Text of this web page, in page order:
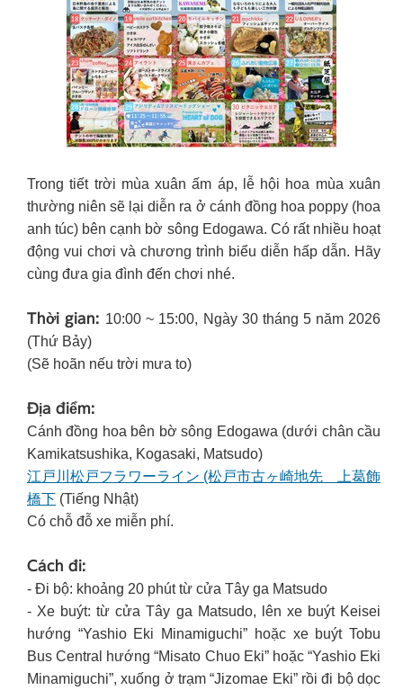
Trong tiết trời mùa xuân ấm áp, lễ hội hoa mùa xuân
thường niên sẽ lại diễn ra ở cánh đồng hoa poppy (hoa
anh túc) bên cạnh bờ sông Edogawa. Có rất nhiều hoạt
động vui chơi và chương trình biểu diễn hấp dẫn. Hãy
cùng đưa gia đình đến chơi nhé.
Thời gian: 10:00 ~ 15:00, Ngày 30 tháng 5 năm 2026
(Thứ Bảy)
(Sẽ hoãn nếu trời mưa to)
Địa điểm:
Cánh đồng hoa bên bờ sông Edogawa (dưới chân cầu
Kamikatsushika, Kogasaki, Matsudo)
江戸川松戸フラワーライン (松戸市古ヶ崎地先 上葛飾
橋下 (Tiếng Nhật)
Có chỗ đỗ xe miễn phí.
Cách đi:
- Đi bộ: khoảng 20 phút từ cửa Tây ga Matsudo
- Xe buýt: từ cửa Tây ga Matsudo, lên xe buýt Keisei
hướng “Yashio Eki Minamiguchi” hoặc xe buýt Tobu
Bus Central hướng “Misato Chuo Eki” hoặc “Yashio Eki
Minamiguchi”, xuống ở trạm “Jizomae Eki” rồi đi bộ dọc